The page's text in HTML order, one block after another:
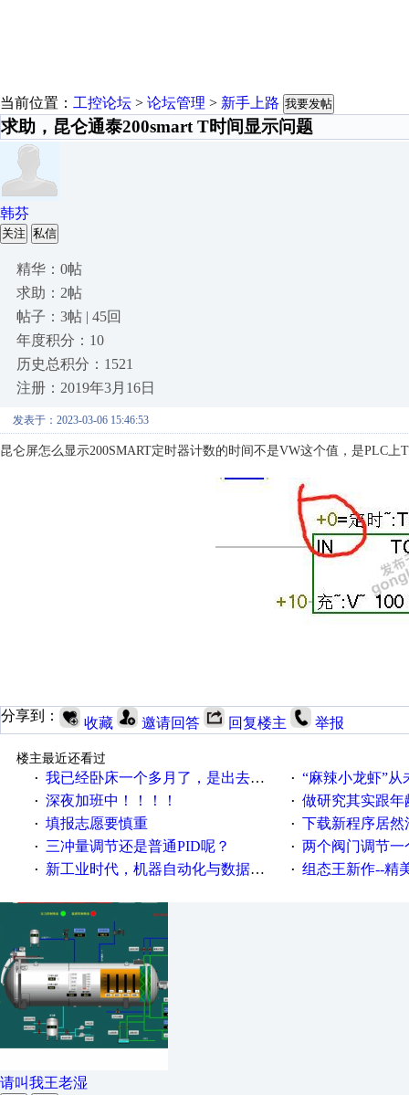
当前位置： 工控论坛 > 论坛管理 > 新手上路 我要发帖
求助，昆仑通泰200smart T时间显示问题
韩芬
关注 私信
精华：0帖
求助：2帖
帖子：3帖 | 45回
年度积分：10
历史总积分：1521
注册：2019年3月16日
发表于：2023-03-06 15:46:53
昆仑屏怎么显示200SMART定时器计数的时间不是VW这个值，是PLC上
分享到： 收藏 邀请回答 回复楼主 举报
楼主最近还看过
· 我已经卧床一个多月了，是出去安装机械手在高速遭遇车祸所致:大家工作都要特别注意啊 · “麻辣小龙虾”从未
· 深夜加班中！！！！ · 做研究其实跟年
· 填报志愿要慎重 · 下载新程序居然
· 三冲量调节还是普通PID呢？ · 两个阀门调节
· 新工业时代，机器自动化与数据完美结合！ · 组态王新作--精美
请叫我王老湿